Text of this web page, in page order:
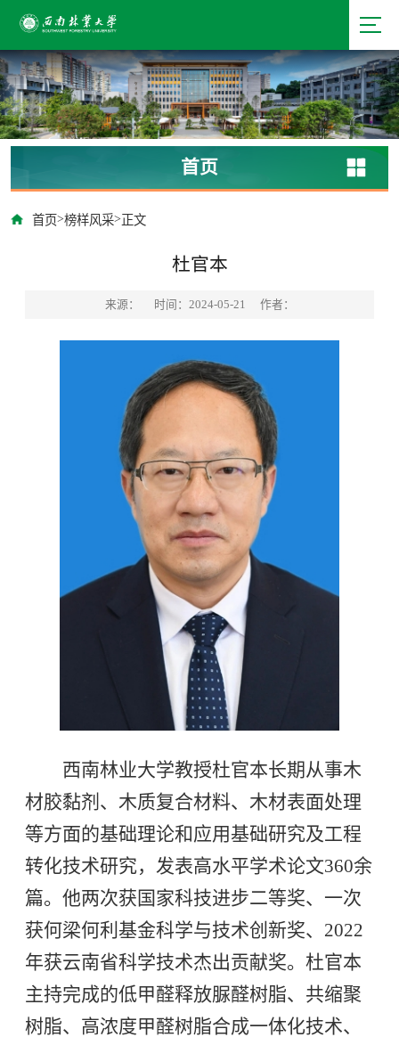
首页
首页>榜样风采>正文
杜官本
来源： 时间：2024-05-21 作者：
西南林业大学教授杜官本长期从事木
材胶黏剂、木质复合材料、木材表面处理
等方面的基础理论和应用基础研究及工程
转化技术研究，发表高水平学术论文360余
篇。他两次获国家科技进步二等奖、一次
获何梁何利基金科学与技术创新奖、2022
年获云南省科学技术杰出贡献奖。杜官本
主持完成的低甲醛释放脲醛树脂、共缩聚
树脂、高浓度甲醛树脂合成一体化技术、